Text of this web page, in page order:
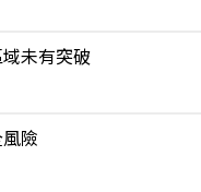
未有突破
險